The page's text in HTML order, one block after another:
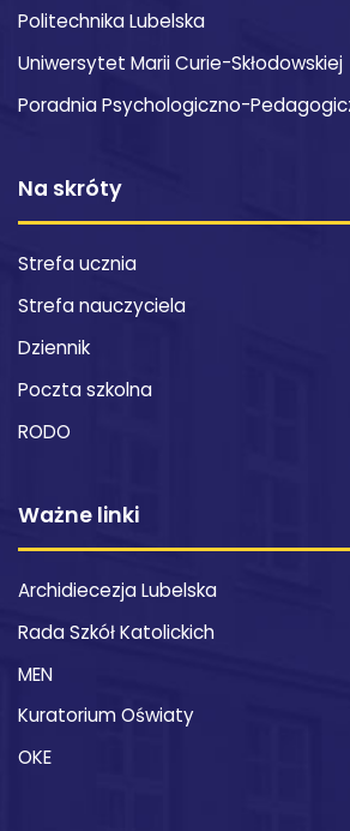
Politechnika Lubelska
Uniwersytet Marii Curie-Skłodowskiej
Poradnia Psychologiczno-
Na skróty
Strefa ucznia
Strefa nauczyciela
Dziennik
Poczta szkolna
RODO
Ważne linki
Archidiecezja Lubelska
Rada Szkół Katolickich
MEN
Kuratorium Oświaty
OKE